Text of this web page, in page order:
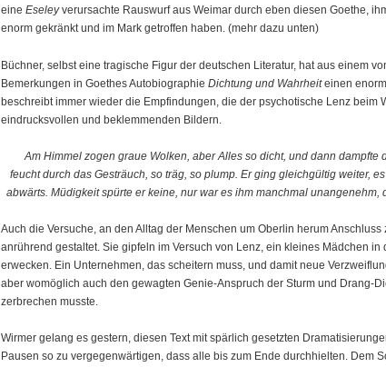
eineEseleyverursachte Rauswurf aus Weimar durch eben diesen Goethe,
enorm gekränkt und im Mark getroffen haben. (mehr dazu unten)
Büchner, selbst eine tragische Figur der deutschen Literatur, hat aus einem
Bemerkungen in Goethes AutobiographieDichtung und Wahrheiteinen
beschreibt immer wieder die Empfindungen, die der psychotische Lenz beim
eindrucksvollen und beklemmenden Bildern.
Am Himmel zogen graue Wolken, aber Alles so dicht, und dann dampfte
feucht durch das Gesträuch, so träg, so plump. Er ging gleichgültig weiter,
abwärts. Müdigkeit spürte er keine, nur war es ihm manchmal unangenehm,
Auch die Versuche, an den Alltag der Menschen um Oberlin herum
anrührend gestaltet. Sie gipfeln im Versuch von Lenz, ein kleines Mädchen in
erwecken. Ein Unternehmen, das scheitern muss, und damit neue
aber womöglich auch den gewagten Genie-Anspruch der Sturm und Drang-
zerbrechen musste.
Wirmer gelang es gestern, diesen Text mit spärlich gesetzten
Pausen so zu vergegenwärtigen, dass alle bis zum Ende durchhielten. Dem